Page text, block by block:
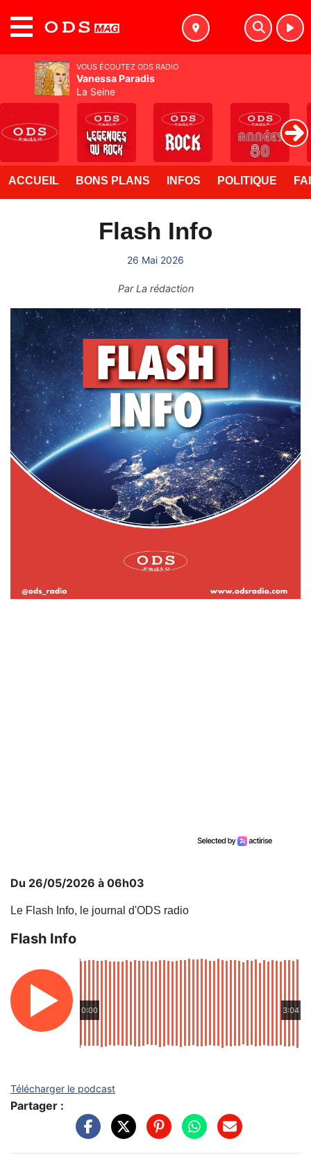
ACCUEIL BONS PLANS INFOS POLITIQUE
Flash Info
26 Mai 2026
ParLa rédaction
Du 26/05/2026 à 06h03
Le Flash Info, le journal d'ODS radio
Flash Info
0:00 3:04
Télécharger le podcast
Partager :
VOUS ÉCOUTEZ ODS RADIO
Vanessa Paradis
La Seine